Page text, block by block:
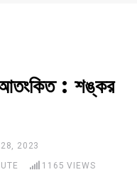
: শঙ্কর
28, 2023
1165 VIEWS